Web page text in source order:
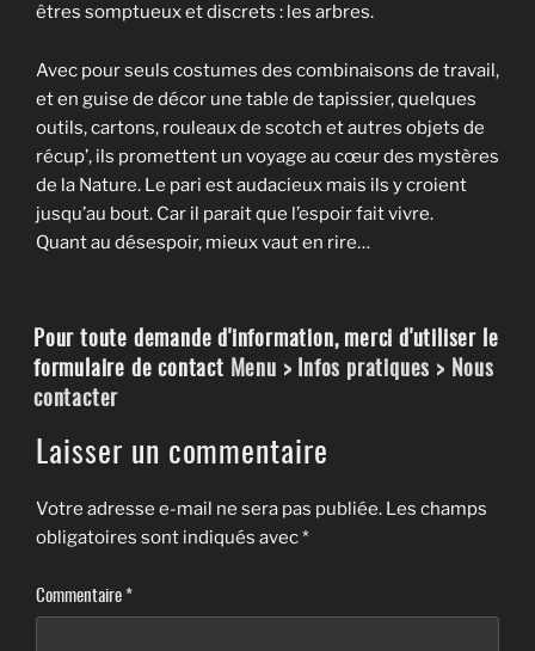
êtres somptueux et discrets : les arbres.
Avec pour seuls costumes des combinaisons de travail,
et en guise de décor une table de tapissier, quelques
outils, cartons, rouleaux de scotch et autres objets de
récup’, ils promettent un voyage au cœur des mystères
de la Nature. Le pari est audacieux mais ils y croient
jusqu’au bout. Car il parait que l’espoir fait vivre.
Quant au désespoir, mieux vaut en rire…
Pour toute demande d'information, merci d'utiliser le
formulaire de contact Menu > Infos pratiques > Nous
contacter
Laisser un commentaire
Votre adresse e-mail ne sera pas publiée. Les champs
obligatoires sont indiqués avec*
Commentaire*